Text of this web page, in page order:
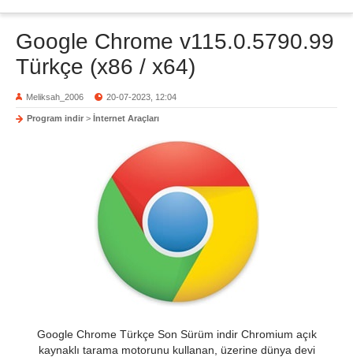
Google Chrome v115.0.5790.99
Türkçe (x86 / x64)
Meliksah_2006 20-07-2023, 12:04
Program indir > İnternet Araçları
Google Chrome Türkçe Son Sürüm indir Chromium açık
kaynaklı tarama motorunu kullanan, üzerine dünya devi